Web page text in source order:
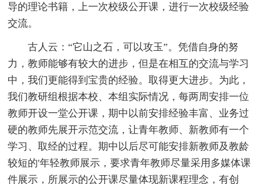
导的理论书籍，上一次校级公开课，进行一次校级经验
交流。
古人云：“它山之石，可以攻玉”。凭借自身的努
力，教师能够有较大的进步，但是在相互的交流与学习
中，我们更能得到宝贵的经验。取得更大进步。为此，
我们教研组根据本校、本组实际情况，每两周安排一位
教师开设一堂公开课，期中以前安排经验丰富、业务过
硬的教师先展开示范交流，让青年教师、新教师有一个
学习、取经的过程。期中以后尽可能安排新教师及教龄
较短的'年轻教师展示，要求青年教师尽量采用多媒体课
件展示，所展示的公开课尽量体现新课程理念，有创